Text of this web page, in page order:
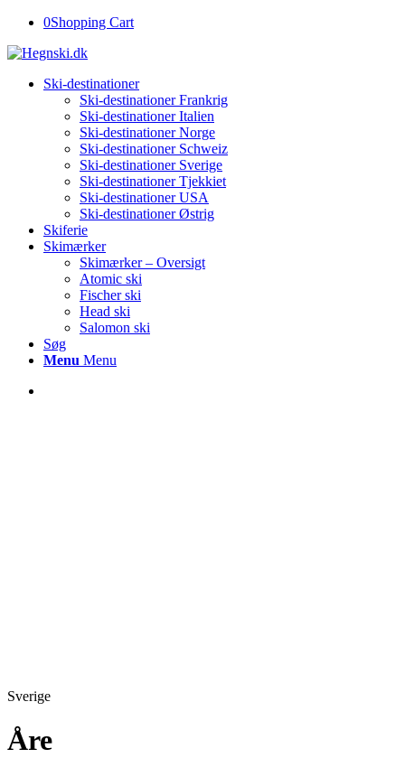
0Shopping Cart
Ski-destinationer
Ski-destinationer Frankrig
Ski-destinationer Italien
Ski-destinationer Norge
Ski-destinationer Schweiz
Ski-destinationer Sverige
Ski-destinationer Tjekkiet
Ski-destinationer USA
Ski-destinationer Østrig
Skiferie
Skimærker
Skimærker – Oversigt
Atomic ski
Fischer ski
Head ski
Salomon ski
Søg
Menu Menu
Sverige
Åre